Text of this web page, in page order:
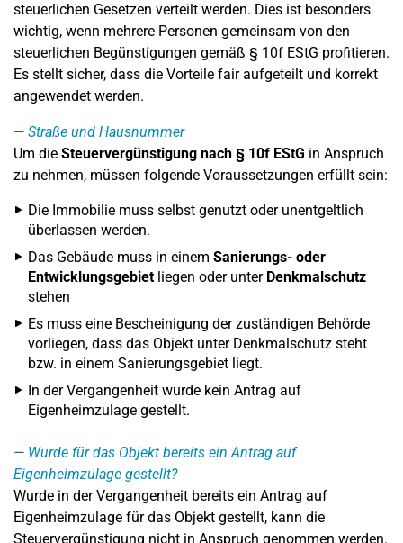
steuerlichen Gesetzen verteilt werden. Dies ist besonders
wichtig, wenn mehrere Personen gemeinsam von den
steuerlichen Begünstigungen gemäß § 10f EStG profitieren.
Es stellt sicher, dass die Vorteile fair aufgeteilt und korrekt
angewendet werden.
Straße und Hausnummer
Um die Steuervergünstigung nach § 10f EStG in Anspruch
zu nehmen, müssen folgende Voraussetzungen erfüllt sein:
Die Immobilie muss selbst genutzt oder unentgeltlich
überlassen werden.
Das Gebäude muss in einem Sanierungs- oder
Entwicklungsgebietliegen oder unter Denkmalschutz
stehen
Es muss eine Bescheinigung der zuständigen Behörde
vorliegen, dass das Objekt unter Denkmalschutz steht
bzw. in einem Sanierungsgebiet liegt.
In der Vergangenheit wurde kein Antrag auf
Eigenheimzulage gestellt.
Wurde für das Objekt bereits ein Antrag auf
Eigenheimzulage gestellt?
Wurde in der Vergangenheit bereits ein Antrag auf
Eigenheimzulage für das Objekt gestellt, kann die
Steuervergünstigung nicht in Anspruch genommen werden.